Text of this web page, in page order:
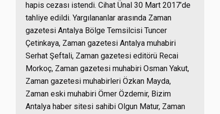
hapis cezası istendi. Cihat Ünal 30 Mart 2017’de
tahliye edildi. Yargılananlar arasında Zaman
gazetesi Antalya Bölge Temsilcisi Tuncer
Çetinkaya, Zaman gazetesi Antalya muhabiri
Serhat Şeftali, Zaman gazetesi editörü Recai
Morkoç, Zaman gazetesi muhabiri Osman Yakut,
Zaman gazetesi muhabirleri Özkan Mayda,
Zaman eski muhabiri Ömer Özdemir, Bizim
Antalya haber sitesi sahibi Olgun Matur, Zaman